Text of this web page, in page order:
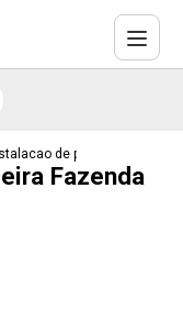
de piso de madeira
Fazenda